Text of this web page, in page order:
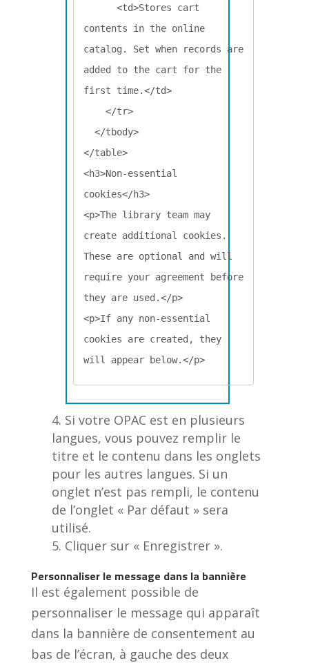
contents in the online
catalog. Set when records are
added to the cart for the
first time.</td>
</table>
<h3>Non-essential
cookies</h3>
<p>The library team may
create additional cookies.
These are optional and will
require your agreement before
they are used.</p>
<p>If any non-essential
cookies are created, they
will appear below.</p>
Si votre OPAC est en plusieurs
langues, vous pouvez remplir le
titre et le contenu dans les onglets
pour les autres langues. Si un
onglet n’est pas rempli, le contenu
de l’onglet « Par défaut » sera
utilisé.
Cliquer sur « Enregistrer ».
Personnaliser le message dans la bannière
Il est également possible de
personnaliser le message qui apparaît
dans la bannière de consentement au
bas de l’écran, à gauche des deux